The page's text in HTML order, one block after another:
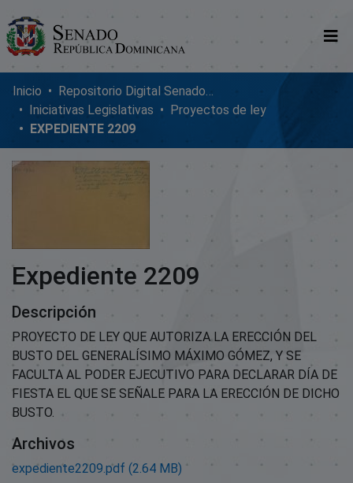
Comunidades
Glosario
Nosotros
Inicio
Repositorio Digital SenadoRD
Iniciativas Legislativas
Proyectos de ley
EXPEDIENTE 2209
Expediente 2209
Descripción
PROYECTO DE LEY QUE AUTORIZA LA ERECCIÓN DEL
BUSTO DEL GENERALÍSIMO MÁXIMO GÓMEZ, Y SE
FACULTA AL PODER EJECUTIVO PARA DECLARAR DÍA DE
FIESTA EL QUE SE SEÑALE PARA LA ERECCIÓN DE DICHO
BUSTO.
Archivos
expediente2209.pdf (2.64 MB)